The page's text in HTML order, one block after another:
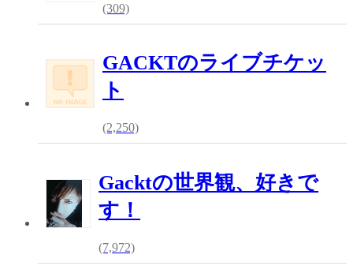
(309)
GACKTのライブチケッ
ト
(2,250)
Gacktの世界観、好きで
す！
(7,972)